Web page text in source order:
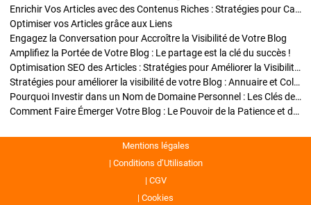
Enrichir Vos Articles avec des Contenus Riches : Stratégies pour Captiver et Optimiser
Optimiser vos Articles grâce aux Liens
Engagez la Conversation pour Accroître la Visibilité de Votre Blog
Amplifiez la Portée de Votre Blog : Le partage est la clé du succès !
Optimisation SEO des Articles : Stratégies pour Améliorer la Visibilité de Votre Blog
Stratégies pour améliorer la visibilité de votre Blog : Annuaire et Collaborations
Pourquoi Investir dans un Nom de Domaine Personnel : Les Clés de la Réussite de Votre Blog
Comment Faire Émerger Votre Blog : Le Pouvoir de la Patience et de la Persévérance
Mentions légales
Conditions d’Utilisation
CGV
Cookies